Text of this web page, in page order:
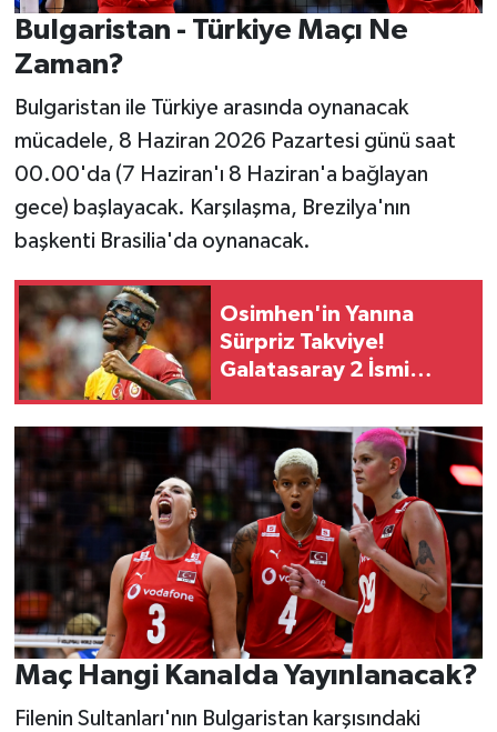
Bulgaristan - Türkiye Maçı Ne
Zaman?
Bulgaristan ile Türkiye arasında oynanacak
mücadele, 8 Haziran 2026 Pazartesi günü saat
00.00'da (7 Haziran'ı 8 Haziran'a bağlayan
gece) başlayacak. Karşılaşma, Brezilya'nın
başkenti Brasilia'da oynanacak.
Osimhen'in Yanına
Sürpriz Takviye!
Galatasaray 2 İsmi
Maç Hangi Kanalda Yayınlanacak?
Filenin Sultanları'nın Bulgaristan karşısındaki